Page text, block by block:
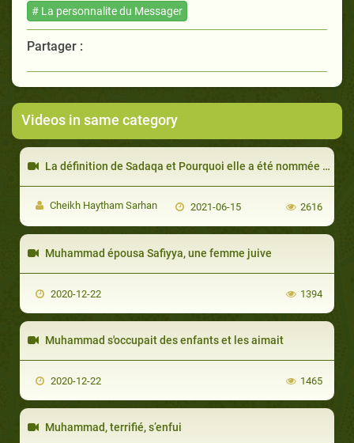
# La personnalite du Messager
Partager :
Videos in same category
La définition de Sadaqa et Pourquoi elle a été nommée ainsi "Sadaqa"
Cheikh Haytham Sarhan 2021-06-15 2616
Muhammad épousa Safiyya, une femme juive
2020-12-22 1394
Muhammad s'occupait des enfants et les aimait
2020-12-22 1465
Muhammad, terrifié, s’enfui